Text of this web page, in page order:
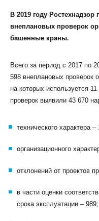
В 2019 году
внеплановых проверок
башенные краны.
Всего за период с 2017 по
598 внеплановых проверок
на которых используется
проверок выявили 43 670
технического характера –
организационного
отклонений от проектов
в части оценки
срока эксплуатации – 989;